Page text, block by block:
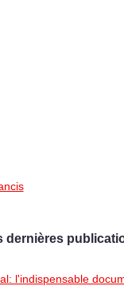
dernières
l'indispensable